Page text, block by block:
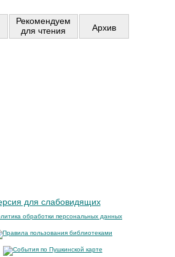
Рекомендуем
для чтения
Архив